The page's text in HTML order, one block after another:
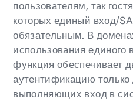
пользователям, так
которых единый вход/
обязательным. В
использования единого
функция обеспечивает
аутентификацию только
выполняющих вход в